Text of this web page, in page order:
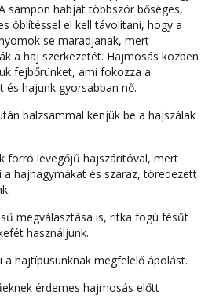
sampon habját többször bőséges,
öblítéssel el kell távolítani, hogy a
se maradjanak, mert
a haj szerkezetét. Hajmosás közben
fejbőrünket, ami fokozza a
és hajunk gyorsabban nő.
balzsammal kenjük be a hajszálak
forró levegőjű hajszárítóval, mert
a hajhagymákat és száraz, töredezett
megválasztása is, ritka fogú fésűt
használjunk.
a hajtípusunknak megfelelő ápolást.
érdemes hajmosás előtt